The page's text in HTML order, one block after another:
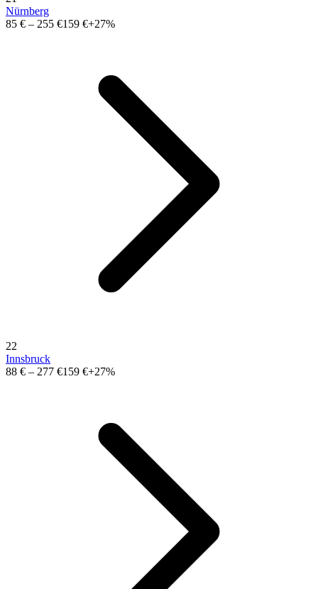
Nürnberg
85 € – 255 €159 €+27%
22
Innsbruck
88 € – 277 €159 €+27%